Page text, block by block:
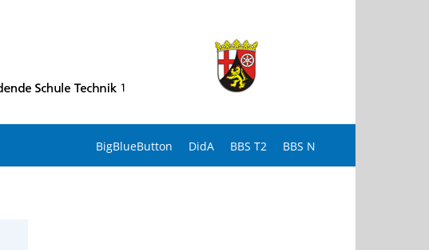
BBS N
BBS T2
DidA
BigBlueButton